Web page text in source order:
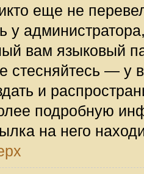
еще не
у
вам языковый
стесняйтесь — у
и
подробную
на него